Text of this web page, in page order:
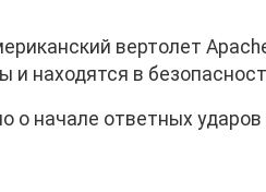
вертолет
и находятся в
о начале ответных ударов